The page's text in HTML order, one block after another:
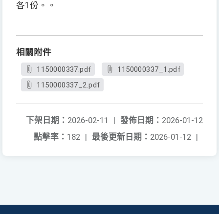
各1份。。
相關附件
1150000337.pdf
1150000337_1.pdf
1150000337_2.pdf
發佈日期： 2026-01-12
下架日期： 2026-02-11
|
最後更新日期： 2026-01-12 |
點擊率： 182 |